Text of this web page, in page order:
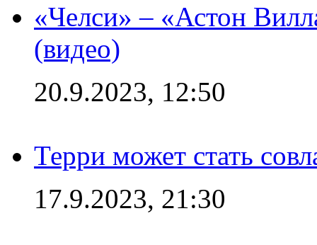
«Челси» – «Астон
(видео)
20.9.2023, 12:50
Терри может стать
17.9.2023, 21:30